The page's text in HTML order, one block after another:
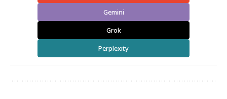
Gemini
Grok
Perplexity